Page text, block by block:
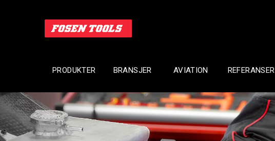
PRODUKTER BRANSJER AVIATION REFERANSER